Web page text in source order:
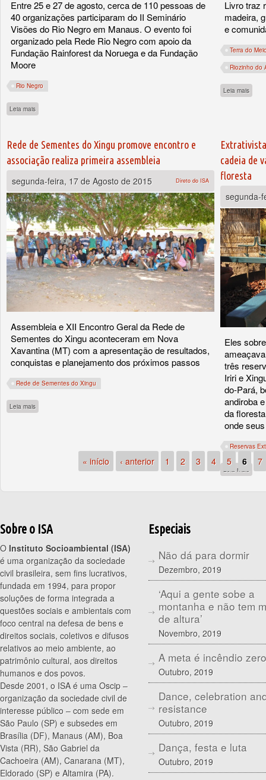
Entre 25 e 27 de agosto, cerca de 110 pessoas de
40 organizações participaram do II Seminário
Visões do Rio Negro em Manaus. O evento foi
organizado pela Rede Rio Negro com apoio da
Fundação Rainforest da Noruega e da Fundação
Moore
Rio Negro
Leia mais
Livro traz
madeira,
e
Terra do
Riozinho do
Leia mais
Rede de Sementes do Xingu promove encontro e
associação realiza primeira assembleia
segunda-feira, 17 de Agosto de 2015
Direto do ISA
Assembleia e XII Encontro Geral da Rede de
Sementes do Xingu aconteceram em Nova
Xavantina (MT) com a apresentação de resultados,
conquistas e planejamento dos próximos passos
Rede de Sementes do Xingu
Leia mais sobre Rede de Sementes do Xingu promove encontro e associação realiza
cadeia de
floresta
segunda-
Eles
três
Iriri e
do-Pará,
andiroba
da
onde
Reservas
Leia mais
« início ‹ anterior 1 2 3 4 5 6 7
Sobre o ISA
O Instituto Socioambiental (ISA)
é uma organização da sociedade
civil brasileira, sem fins lucrativos,
fundada em 1994, para propor
soluções de forma integrada a
questões sociais e ambientais com
foco central na defesa de bens e
direitos sociais, coletivos e difusos
relativos ao meio ambiente, ao
patrimônio cultural, aos direitos
humanos e dos povos.
Desde 2001, o ISA é uma Oscip –
organização da sociedade civil de
interesse público – com sede em
São Paulo (SP) e subsedes em
Brasília (DF), Manaus (AM), Boa
Vista (RR), São Gabriel da
Cachoeira (AM), Canarana (MT),
Eldorado (SP) e Altamira (PA).
Especiais
Não dá para dormir
Dezembro, 2019
‘Aqui a gente sobe a
montanha e não tem
de altura’
Novembro, 2019
A meta é incêndio zero
Outubro, 2019
Dance, celebration
resistance
Outubro, 2019
Dança, festa e luta
Outubro, 2019